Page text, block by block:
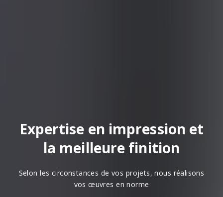
Expertise en impression et
la meilleure finition
Selon les circonstances de vos projets, nous réalisons
vos œuvres en norme